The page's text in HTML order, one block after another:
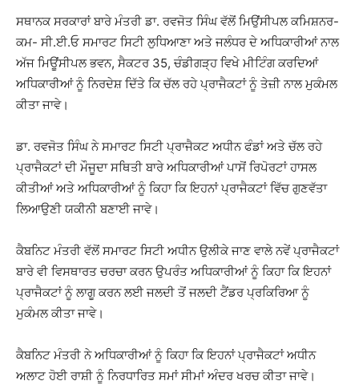
ਸਥਾਨਕ ਸਰਕਾਰਾਂ ਬਾਰੇ ਮੰਤਰੀ ਡਾ. ਰਵਜੋਤ ਸਿੰਘ ਵੱਲੋਂ ਮਿਉਂਸੀਪਲ ਕਮਿਸ਼ਨਰ-
ਕਮ- ਸੀ.ਈ.ਓ ਸਮਾਰਟ ਸਿਟੀ ਲੁਧਿਆਣਾ ਅਤੇ ਜਲੰਧਰ ਦੇ ਅਧਿਕਾਰੀਆਂ ਨਾਲ
ਅੱਜ ਮਿਊਂਸੀਪਲ ਭਵਨ, ਸੈਕਟਰ 35, ਚੰਡੀਗੜ੍ਹ ਵਿਖੇ ਮੀਟਿੰਗ ਕਰਦਿਆਂ
ਅਧਿਕਾਰੀਆਂ ਨੂੰ ਨਿਰਦੇਸ਼ ਦਿੱਤੇ ਕਿ ਚੱਲ ਰਹੇ ਪ੍ਰਾਜੈਕਟਾਂ ਨੂੰ ਤੇਜ਼ੀ ਨਾਲ ਮੁਕੰਮਲ
ਕੀਤਾ ਜਾਵੇ।
ਡਾ. ਰਵਜੋਤ ਸਿੰਘ ਨੇ ਸਮਾਰਟ ਸਿਟੀ ਪ੍ਰਾਜੈਕਟ ਅਧੀਨ ਫੰਡਾਂ ਅਤੇ ਚੱਲ ਰਹੇ
ਪ੍ਰਾਜੈਕਟਾਂ ਦੀ ਮੌਜੂਦਾ ਸਥਿਤੀ ਬਾਰੇ ਅਧਿਕਾਰੀਆਂ ਪਾਸੋਂ ਰਿਪੋਰਟਾਂ ਹਾਸਲ
ਕੀਤੀਆਂ ਅਤੇ ਅਧਿਕਾਰੀਆਂ ਨੂੰ ਕਿਹਾ ਕਿ ਇਹਨਾਂ ਪ੍ਰਾਜੈਕਟਾਂ ਵਿੱਚ ਗੁਣਵੱਤਾ
ਲਿਆਉਣੀ ਯਕੀਨੀ ਬਣਾਈ ਜਾਵੇ।
ਕੈਬਨਿਟ ਮੰਤਰੀ ਵੱਲੋਂ ਸਮਾਰਟ ਸਿਟੀ ਅਧੀਨ ਉਲੀਕੇ ਜਾਣ ਵਾਲੇ ਨਵੇਂ ਪ੍ਰਾਜੈਕਟਾਂ
ਬਾਰੇ ਵੀ ਵਿਸਥਾਰਤ ਚਰਚਾ ਕਰਨ ਉਪਰੰਤ ਅਧਿਕਾਰੀਆਂ ਨੂੰ ਕਿਹਾ ਕਿ ਇਹਨਾਂ
ਪ੍ਰਾਜੈਕਟਾਂ ਨੂੰ ਲਾਗੂ ਕਰਨ ਲਈ ਜਲਦੀ ਤੋਂ ਜਲਦੀ ਟੈਂਡਰ ਪ੍ਰਕਿਰਿਆ ਨੂੰ
ਮੁਕੰਮਲ ਕੀਤਾ ਜਾਵੇ।
ਕੈਬਨਿਟ ਮੰਤਰੀ ਨੇ ਅਧਿਕਾਰੀਆਂ ਨੂੰ ਕਿਹਾ ਕਿ ਇਹਨਾਂ ਪ੍ਰਾਜੈਕਟਾਂ ਅਧੀਨ
ਅਲਾਟ ਹੋਈ ਰਾਸ਼ੀ ਨੂੰ ਨਿਰਧਾਰਿਤ ਸਮਾਂ ਸੀਮਾਂ ਅੰਦਰ ਖਰਚ ਕੀਤਾ ਜਾਵੇ।